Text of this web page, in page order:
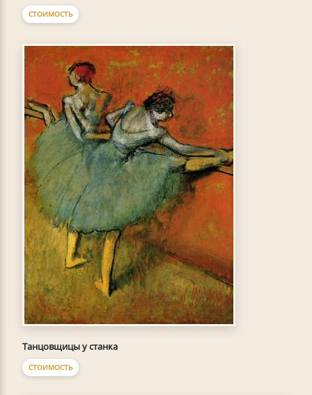
СТОИМОСТЬ
Танцовщицы у станка
СТОИМОСТЬ